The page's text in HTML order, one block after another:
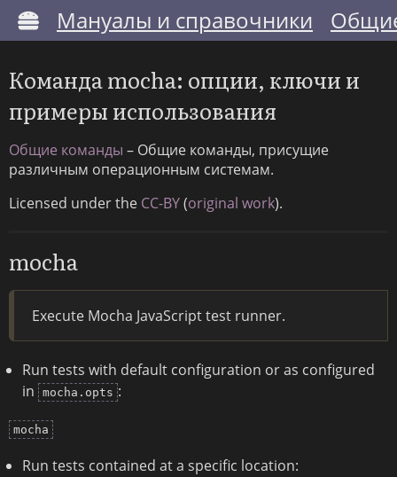
Мануалы и справочники
Команда mocha: опции, ключи и
примеры использования
Общие команды – Общие команды, присущие
различным операционным системам.
Licensed under the CC-BY(original work).
mocha
Execute Mocha JavaScript test runner.
Run tests with default configuration or as configured
in
mocha.opts :
mocha
Run tests contained at a specific location: